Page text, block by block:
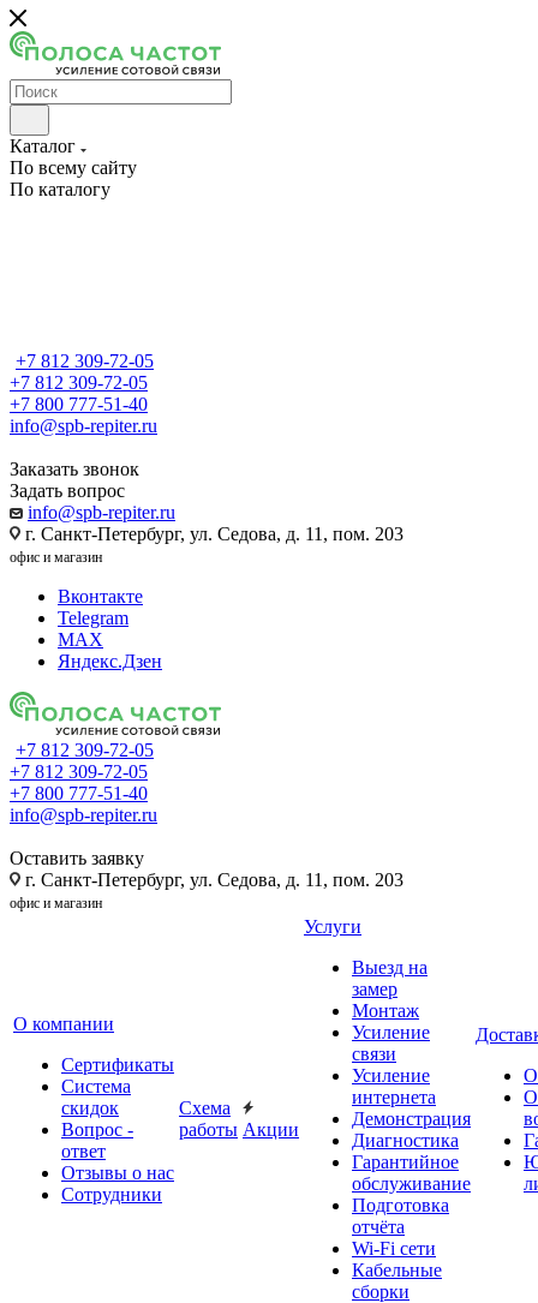
Каталог
По всему сайту
По каталогу
+7 812 309-72-05
+7 812 309-72-05
+7 800 777-51-40
info@spb-repiter.ru
Заказать звонок
Задать вопрос
info@spb-repiter.ru
г. Санкт-Петербург, ул. Седова, д. 11, пом. 203
офис и магазин
Вконтакте
Telegram
MAX
Яндекс.Дзен
+7 812 309-72-05
+7 812 309-72-05
+7 800 777-51-40
info@spb-repiter.ru
Оставить заявку
г. Санкт-Петербург, ул. Седова, д. 11, пом. 203
офис и магазин
О компании
Сертификаты
Система
скидок
Вопрос -
ответ
Отзывы о нас
Сотрудники
Схема
работы Акции
Услуги
Выезд на
замер
Монтаж
Усиление
связи
Усиление
интернета
Демонстрация
Диагностика
Гарантийное
обслуживание
Подготовка
отчёта
Wi-Fi сети
Кабельные
сборки